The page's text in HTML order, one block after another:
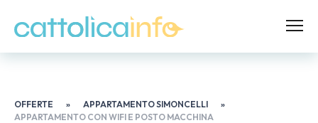
OFFERTE » APPARTAMENTO SIMONCELLI
»
APPARTAMENTO CON WIFI E POSTO MACCHINA